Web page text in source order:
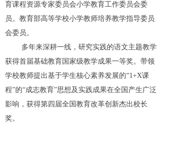
育课程资源专家委员会小学教育工作委员会委
员。教育部高等学校小学教师培养教学指导委员
会委员。
多年来深耕一线，研究实践的语文主题教学
获得首届基础教育国家级教学成果一等奖。带领
学校教师提出基于学生核心素养发展的“1+X课
程”的“成志教育”思想及实践成果在全国产生广泛
影响，获得第四届全国教育改革创新杰出校长
奖。